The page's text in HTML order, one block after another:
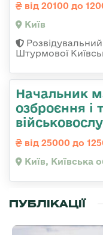
від 20100 до
Київ
Штурмової
Начальник
озбpоєння і
від 25000 до
Київ, Київська
ПУБЛІКАЦІЇ